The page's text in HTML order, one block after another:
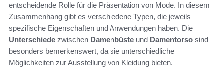
entscheidende Rolle für die Präsentation von Mode. In diesem
Zusammenhang gibt es verschiedene Typen, die jeweils
spezifische Eigenschaften und Anwendungen haben. Die
Unterschiede zwischen Damenbüste und Damentorso sind
besonders bemerkenswert, da sie unterschiedliche
Möglichkeiten zur Ausstellung von Kleidung bieten.